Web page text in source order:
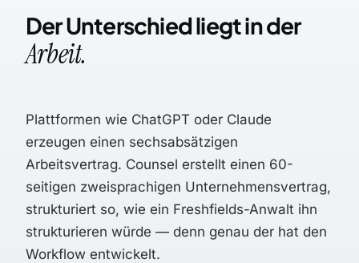
Der Unterschied liegt in der
Arbeit.
Plattformen wie ChatGPT oder Claude
erzeugen einen sechsabsätzigen
Arbeitsvertrag. Counsel erstellt einen 60-
seitigen zweisprachigen Unternehmensvertrag,
strukturiert so, wie ein Freshfields-Anwalt ihn
strukturieren würde — denn genau der hat den
Workflow entwickelt.